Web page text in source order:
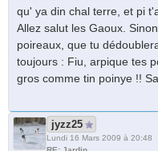
qu' ya din chal terre, et pi
Allez salut les Gaoux.
poireaux, que tu
toujours : Fiu, arpique tes
gros comme tin poinye !!
jyzz25
Lundi 16 Mars 2009 à 20:48